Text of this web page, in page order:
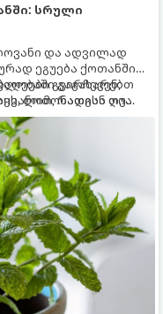
სრული
და ადვილად
ეგუება ქოთანში
გვირჩევენ,
რადგან ღია
ძალიან
ავიწროებს.
გაგახარებთ
ლიმონათისა თუ